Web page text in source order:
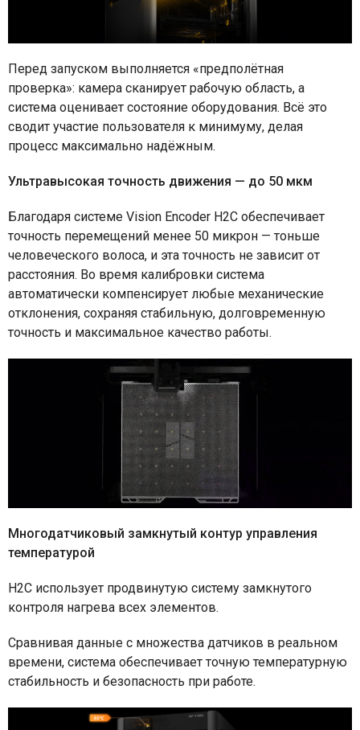
Перед запуском выполняется «предполётная
проверка»: камера сканирует рабочую область, а
система оценивает состояние оборудования. Всё это
сводит участие пользователя к минимуму, делая
процесс максимально надёжным.
Ультравысокая точность движения — до 50 мкм
Благодаря системе Vision Encoder H2C обеспечивает
точность перемещений менее 50 микрон — тоньше
человеческого волоса, и эта точность не зависит от
расстояния. Во время калибровки система
автоматически компенсирует любые механические
отклонения, сохраняя стабильную, долговременную
точность и максимальное качество работы.
Многодатчиковый замкнутый контур управления
температурой
H2C использует продвинутую систему замкнутого
контроля нагрева всех элементов.
Сравнивая данные с множества датчиков в реальном
времени, система обеспечивает точную температурную
стабильность и безопасность при работе.